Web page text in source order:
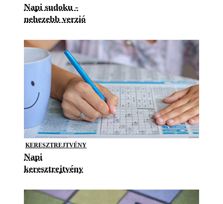
Napi sudoku -
nehezebb verzió
KERESZTREJTVÉNY
Napi
keresztrejtvény